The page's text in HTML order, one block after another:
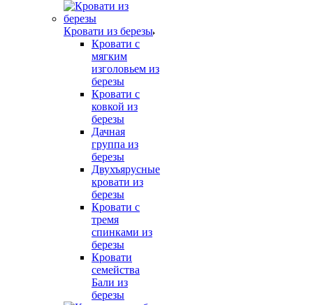
Кровати из березы
Кровати с
мягким
изголовьем из
березы
Кровати с
ковкой из
березы
Дачная
группа из
березы
Двухъярусные
кровати из
березы
Кровати с
тремя
спинками из
березы
Кровати
семейства
Бали из
березы